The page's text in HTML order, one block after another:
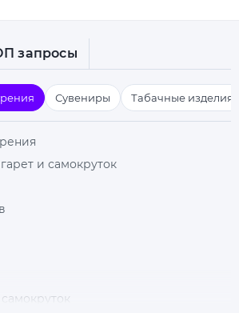
запросы
Сувениры Табачные изделия
и самокруток